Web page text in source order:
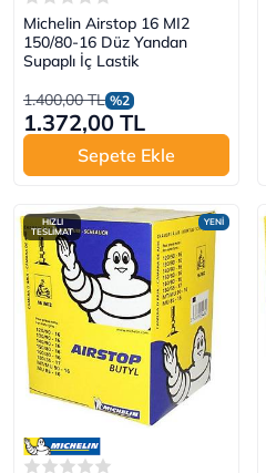
Michelin Airstop 16 MI2
150/80-16 Düz Yandan
Supaplı İç Lastik
1.400,00 TL %2
1.372,00 TL
Sepete Ekle
YENİ
HIZLI
TESLİMAT